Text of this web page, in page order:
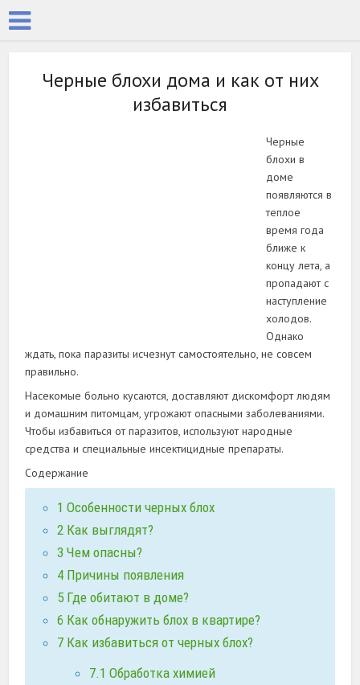
Черные блохи дома и как от них
избавиться
Черные
блохи в
доме
появляются в
теплое
время года
ближе к
концу лета, а
пропадают с
наступление
холодов.
Однако
ждать, пока паразиты исчезнут самостоятельно, не совсем
правильно.
Насекомые больно кусаются, доставляют дискомфорт людям
и домашним питомцам, угрожают опасными заболеваниями.
Чтобы избавиться от паразитов, используют народные
средства и специальные инсектицидные препараты.
Содержание
1 Особенности черных блох
2 Как выглядят?
3 Чем опасны?
4 Причины появления
5 Где обитают в доме?
6 Как обнаружить блох в квартире?
7 Как избавиться от черных блох?
7.1 Обработка химией